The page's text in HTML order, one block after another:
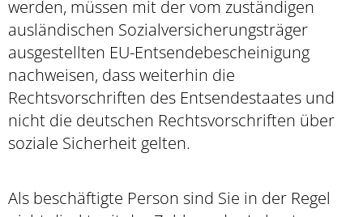
werden, müssen mit der vom zuständigen
ausländischen Sozialversicherungsträger
ausgestellten EU-Entsendebescheinigung
nachweisen, dass weiterhin die
Rechtsvorschriften des Entsendestaates und
nicht die deutschen Rechtsvorschriften über
soziale Sicherheit gelten.
Als beschäftigte Person sind Sie in der Regel